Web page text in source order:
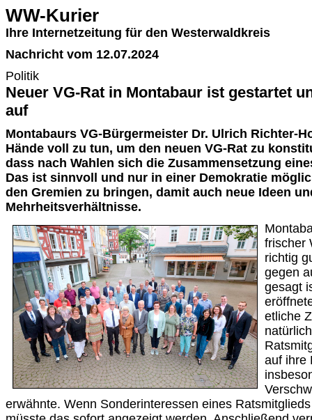
WW-Kurier
Ihre Internetzeitung für den Westerwaldkreis
Nachricht vom 12.07.2024
Politik
Neuer VG-Rat in Montabaur ist gestartet
auf
Montabaurs VG-Bürgermeister Dr. Ulrich Richter-
Hände voll zu tun, um den neuen VG-Rat zu
dass nach Wahlen sich die Zusammensetzung
Das ist sinnvoll und nur in einer Demokratie
den Gremien zu bringen, damit auch neue Ideen
Mehrheitsverhältnisse.
frischer
richtig
gegen
gesagt
etliche
auf ihre
erwähnte. Wenn Sonderinteressen eines